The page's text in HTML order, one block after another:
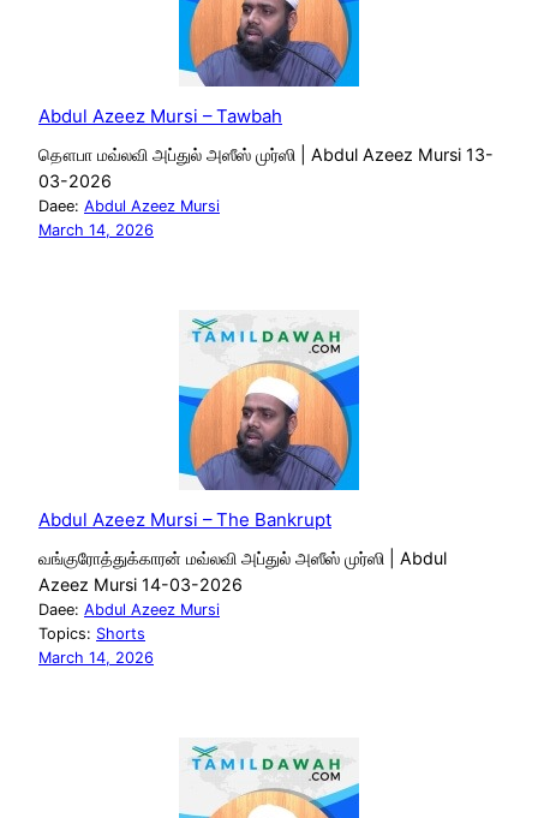
Abdul Azeez Mursi – Tawbah
தௌபா மவ்லவி அப்துல் அஸீஸ் முர்ஸி | Abdul Azeez Mursi 13-
03-2026
Daee: Abdul Azeez Mursi
March 14, 2026
Abdul Azeez Mursi – The Bankrupt
வங்குரோத்துக்காரன் மவ்லவி அப்துல் அஸீஸ் முர்ஸி | Abdul
Azeez Mursi 14-03-2026
Daee: Abdul Azeez Mursi
Topics: Shorts
March 14, 2026